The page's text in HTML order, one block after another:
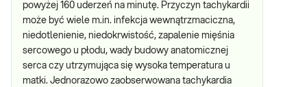
powyżej 160 uderzeń na minutę. Przyczyn tachykardii
może być wiele m.in. infekcja wewnątrzmaciczna,
niedotlenienie, niedokrwistość, zapalenie mięśnia
sercowego u płodu, wady budowy anatomicznej
serca czy utrzymująca się wysoka temperatura u
matki. Jednorazowo zaobserwowana tachykardia